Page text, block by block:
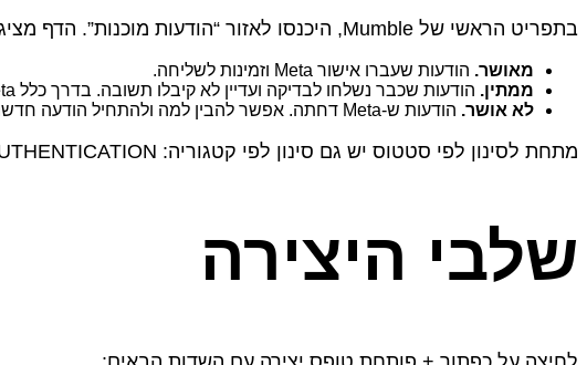
בתפריט הראשי של Mumble, היכנסו לאזור “הודעות מוכנות”. הדף מציג את כל ההודעות הקיימות עם שלוש לשוניות סינון למעלה לפי סטטוס:
מאושר. הודעות שעברו אישור Meta וזמינות לשליחה.
ממתין. הודעות שכבר נשלחו לבדיקה ועדיין לא קיבלו תשובה. בדרך כלל Meta מאשרת או דוחה תוך כמה דקות עד 24 שעות.
לא אושר. הודעות ש‑Meta דחתה. אפשר להבין למה ולהתחיל הודעה חדשה במקומה.
מתחת לסינון לפי סטטוס יש גם סינון לפי קטגוריה: UTILITY, MARKETING, AUTHENTICATION. את ההודעות החדשות מוסיפים דרך כפתור הפלוס הסגול בפינה.
שלבי היצירה